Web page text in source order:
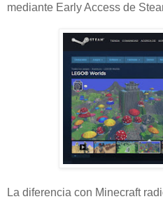
mediante Early Access de
La diferencia con Minecraft